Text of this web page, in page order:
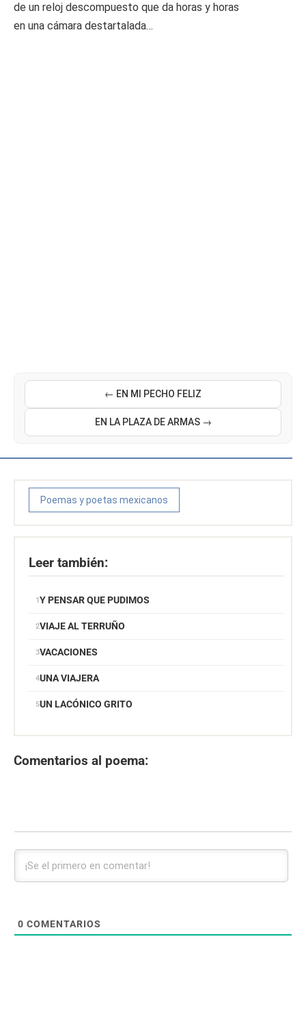
de un reloj descompuesto que da horas y horas
en una cámara destartalada…
← EN MI PECHO FELIZ
EN LA PLAZA DE ARMAS →
Poemas y poetas mexicanos
Leer también:
Y PENSAR QUE PUDIMOS
VIAJE AL TERRUÑO
VACACIONES
UNA VIAJERA
UN LACÓNICO GRITO
Comentarios al poema:
0 COMENTARIOS